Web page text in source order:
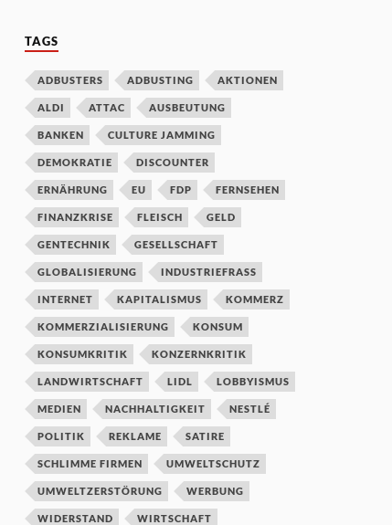
TAGS
ADBUSTERS ADBUSTING AKTIONEN
ALDI ATTAC AUSBEUTUNG
BANKEN CULTURE JAMMING
DEMOKRATIE DISCOUNTER
ERNÄHRUNG EU FDP FERNSEHEN
FINANZKRISE FLEISCH GELD
GENTECHNIK GESELLSCHAFT
GLOBALISIERUNG INDUSTRIEFRASS
INTERNET KAPITALISMUS KOMMERZ
KOMMERZIALISIERUNG KONSUM
KONSUMKRITIK KONZERNKRITIK
LANDWIRTSCHAFT LIDL LOBBYISMUS
MEDIEN NACHHALTIGKEIT NESTLÉ
POLITIK REKLAME SATIRE
SCHLIMME FIRMEN UMWELTSCHUTZ
UMWELTZERSTÖRUNG WERBUNG
WIDERSTAND WIRTSCHAFT